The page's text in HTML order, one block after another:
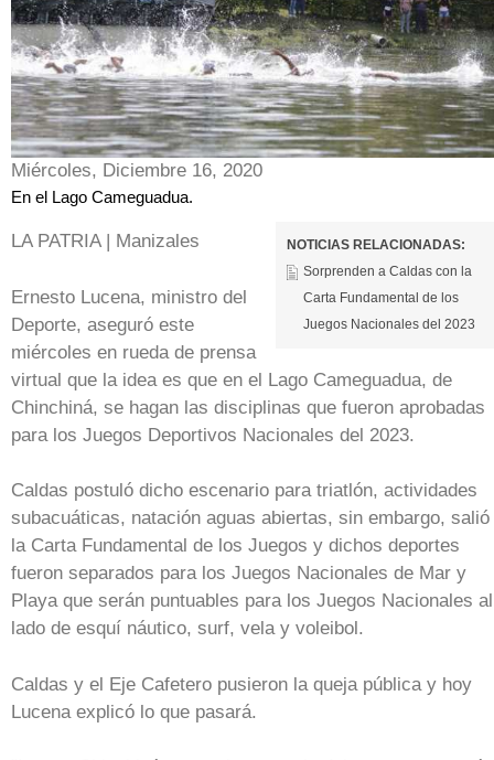
Miércoles, Diciembre 16, 2020
En el Lago Cameguadua.
NOTICIAS RELACIONADAS:
Sorprenden a Caldas con la
Carta Fundamental de los
Juegos Nacionales del 2023
LA PATRIA | Manizales
Ernesto Lucena, ministro del
Deporte, aseguró este
miércoles en rueda de prensa
virtual que la idea es que en el Lago Cameguadua, de
Chinchiná, se hagan las disciplinas que fueron aprobadas
para los Juegos Deportivos Nacionales del 2023.
Caldas postuló dicho escenario para triatlón, actividades
subacuáticas, natación aguas abiertas, sin embargo, salió
la Carta Fundamental de los Juegos y dichos deportes
fueron separados para los Juegos Nacionales de Mar y
Playa que serán puntuables para los Juegos Nacionales al
lado de esquí náutico, surf, vela y voleibol.
Caldas y el Eje Cafetero pusieron la queja pública y hoy
Lucena explicó lo que pasará.